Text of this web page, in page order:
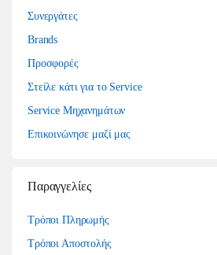
Συνεργάτες
Brands
Προσφορές
Στείλε κάτι για το Service
Service Μηχανημάτων
Επικοινώνησε μαζί μας
Παραγγελίες
Τρόποι Πληρωμής
Τρόποι Αποστολής